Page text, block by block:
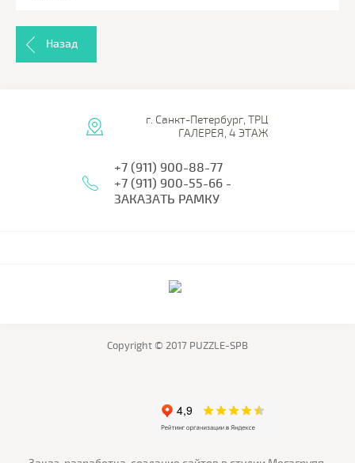
Назад
г. Санкт-Петербург, ТРЦ
ГАЛЕРЕЯ, 4 ЭТАЖ
+7 (911) 900-88-77
+7 (911) 900-55-66 -
ЗАКАЗАТЬ РАМКУ
Copyright © 2017 PUZZLE-SPB